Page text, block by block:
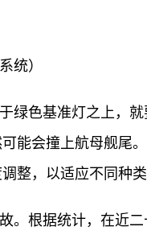
统）
绿色基准灯之上，
能会撞上航母舰尾
整，以适应不同种
。根据统计，在近